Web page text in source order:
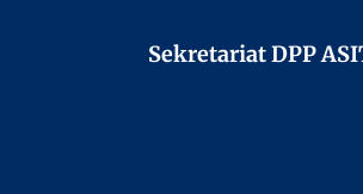
Sekretariat DPP